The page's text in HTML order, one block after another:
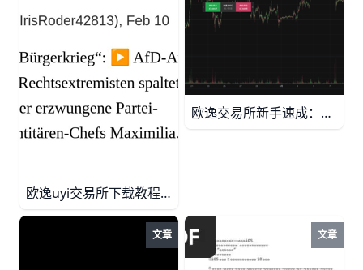
欧逸uyi交易所下载教程：10分钟快速入门新手必看！ 欧逸uyi交易所最新下载教程与入门指南，安卓iOS一键安装，注册登录、现货交易、充值提现全步骤详解。新手10分钟快速上手BTC/ETH交易，安全设置避坑指南。
欧逸交易所新手速成：安全交易+下载攻略 欧逸交易所新手指南：注册、实名、安全2FA设置、现货交易实战、官方APP下载入口全解析，每天超100万笔交易等你加入！
文章 文章